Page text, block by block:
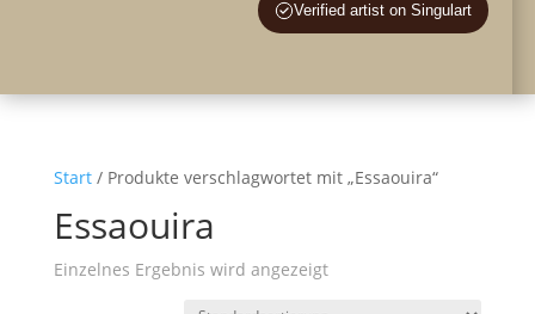
Verified artist on Singulart
Start/ Produkte verschlagwortet mit „Essaouira“
Essaouira
Einzelnes Ergebnis wird angezeigt